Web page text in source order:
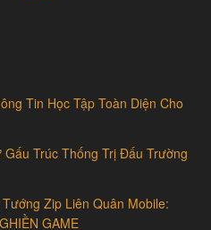
Tin Học Tập Toàn Diện Cho
Trúc Thống Trị Đấu Trường
Zip Liên Quân Mobile:
GAME